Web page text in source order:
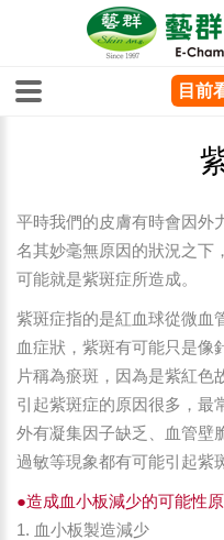
平時我們的皮膚有時會因外
名其妙毫無原因的狀況之下
可能就是紫斑症所造成。
紫斑症指的是紅血球從微血
血症狀，紫斑有可能只是像
片稱為瘀斑，因為是紫紅色
引起紫斑症的原因很多，最
外有凝集因子缺乏、血管壁
過敏等現象都有可能引起紫
●造成血小板減少的可能性
1. 血小板製造減少
目前